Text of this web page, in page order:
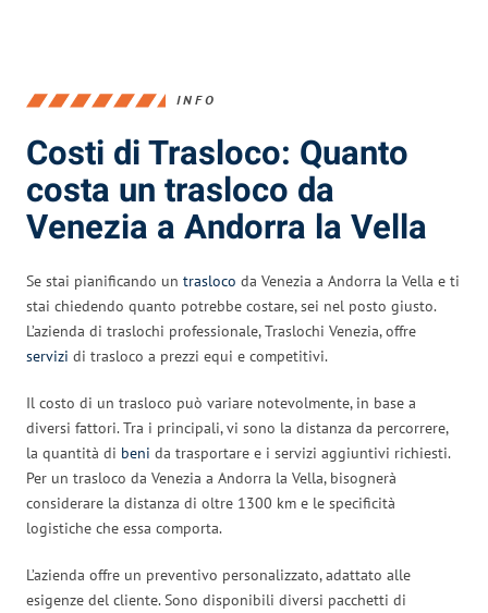
INFO
Costi di Trasloco: Quanto
costa un trasloco da
Venezia a Andorra la Vella
Se stai pianificando un trasloco da Venezia a Andorra la Vella e ti
stai chiedendo quanto potrebbe costare, sei nel posto giusto.
L’azienda di traslochi professionale, Traslochi Venezia, offre
servizi di trasloco a prezzi equi e competitivi.
Il costo di un trasloco può variare notevolmente, in base a
diversi fattori. Tra i principali, vi sono la distanza da percorrere,
la quantità di beni da trasportare e i servizi aggiuntivi richiesti.
Per un trasloco da Venezia a Andorra la Vella, bisognerà
considerare la distanza di oltre 1300 km e le specificità
logistiche che essa comporta.
L’azienda offre un preventivo personalizzato, adattato alle
esigenze del cliente. Sono disponibili diversi pacchetti di